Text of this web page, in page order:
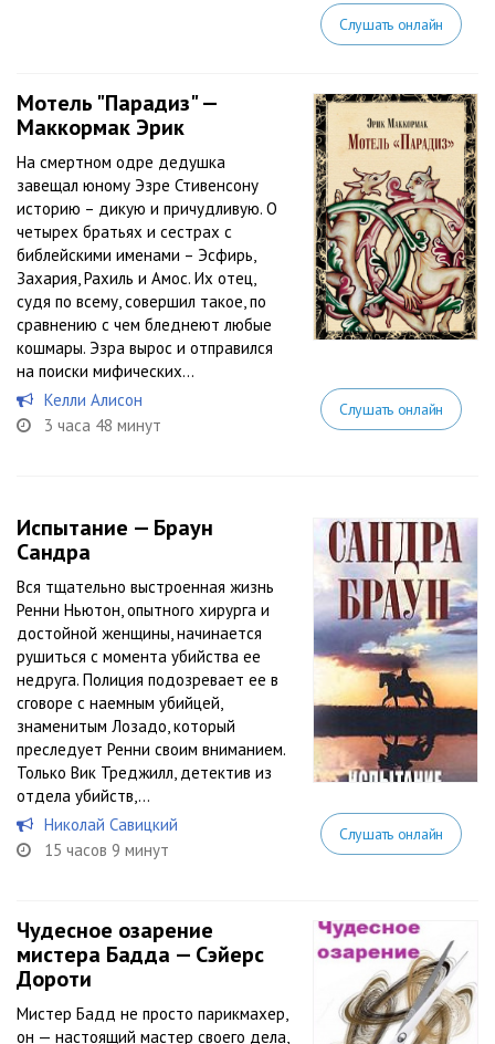
Слушать онлайн
Мотель "Парадиз" —
Маккормак Эрик
На смертном одре дедушка
завещал юному Эзре Стивенсону
историю – дикую и причудливую. О
четырех братьях и сестрах с
библейскими именами – Эсфирь,
Захария, Рахиль и Амос. Их отец,
судя по всему, совершил такое, по
сравнению с чем бледнеют любые
кошмары. Эзра вырос и отправился
на поиски мифических...
Келли Алисон
3 часа 48 минут
Слушать онлайн
Испытание — Браун
Сандра
Вся тщательно выстроенная жизнь
Ренни Ньютон, опытного хирурга и
достойной женщины, начинается
рушиться с момента убийства ее
недруга. Полиция подозревает ее в
сговоре с наемным убийцей,
знаменитым Лозадо, который
преследует Ренни своим вниманием.
Только Вик Треджилл, детектив из
отдела убийств,...
Николай Савицкий
15 часов 9 минут
Слушать онлайн
Чудесное озарение
мистера Бадда — Сэйерс
Дороти
Мистер Бадд не просто парикмахер,
он — настоящий мастер своего дела,